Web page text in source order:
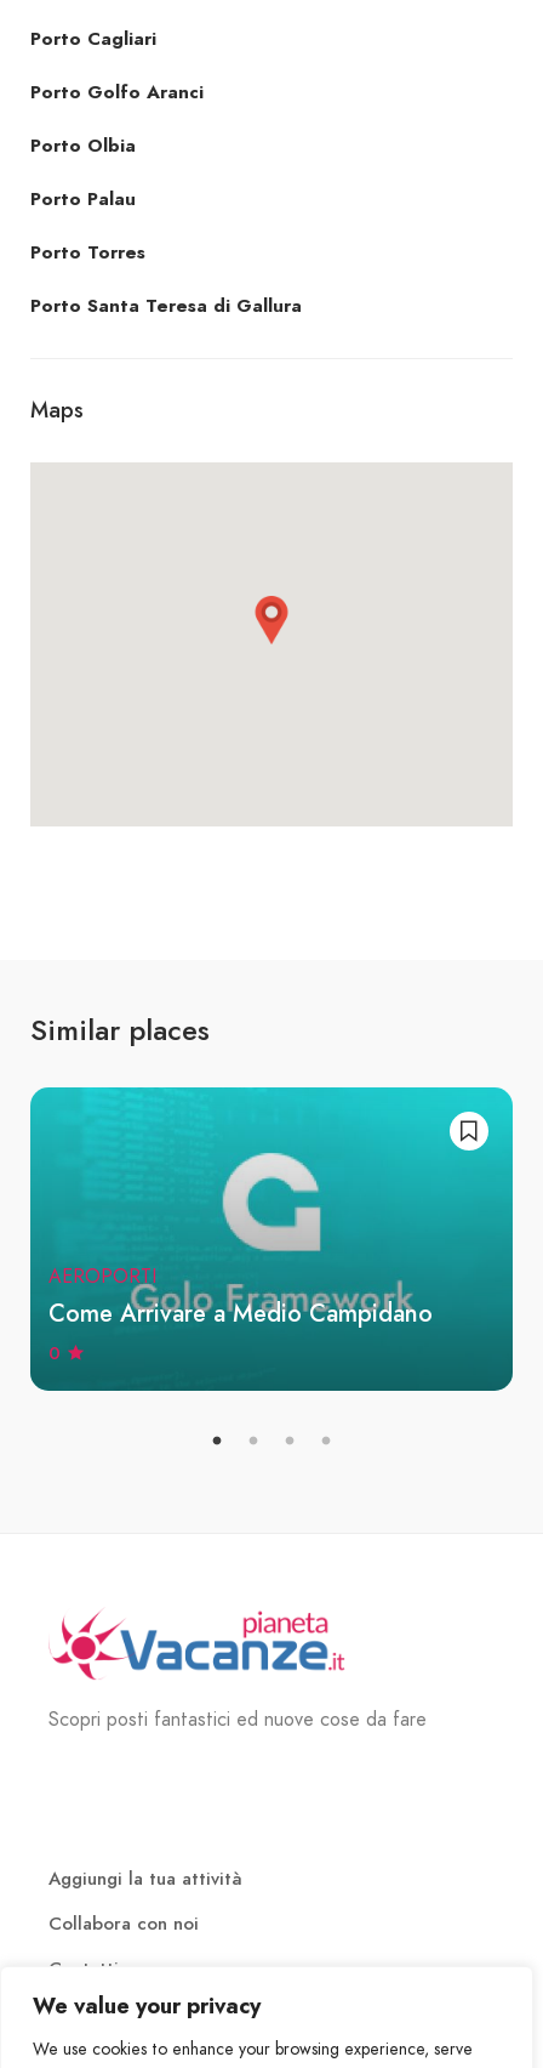
We value your privacy
We use cookies to enhance your browsing experience, serve
Porto Cagliari
Porto Golfo Aranci
Porto Olbia
Porto Palau
Porto Torres
Porto Santa Teresa di Gallura
Maps
Similar places
AEROPORTI
Come Arrivare a Medio Campidano
0
Scopri posti fantastici ed nuove cose da fare
Aggiungi la tua attività
Collabora con noi
Contatti